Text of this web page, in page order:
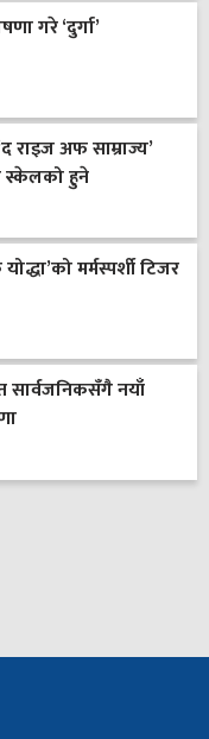
गरे ‘दुर्गा’
राइज अफ साम्राज्य’
स्केलको हुने
मर्मस्पर्शी टिजर
सार्वजनिकसँगै नयाँ